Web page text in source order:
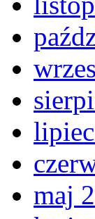
maj